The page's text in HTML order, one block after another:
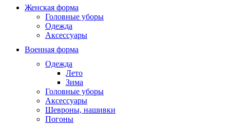
Женская форма
Головные уборы
Одежда
Аксессуары
Военная форма
Одежда
Лето
Зима
Головные уборы
Аксессуары
Шевроны, нашивки
Погоны